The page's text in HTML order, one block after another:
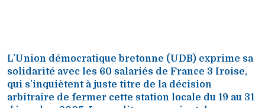
L’Union démocratique bretonne (UDB) exprime sa
solidarité avec les 60 salariés de France 3 Iroise,
qui s’inquiètent à juste titre de la décision
arbitraire de fermer cette station locale du 19 au 31